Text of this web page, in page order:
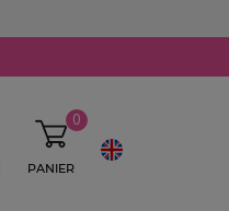
PANIER
0